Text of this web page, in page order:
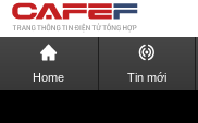
Home Tin mới